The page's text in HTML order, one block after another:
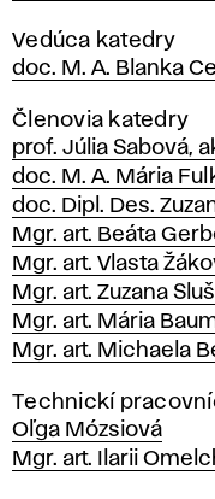
Vedúca katedry
doc. M. A. Blanka
Členovia katedry
prof. Júlia Sabová,
doc. M. A. Mária
doc. Dipl. Des.
Mgr. art. Beáta
Mgr. art. Vlasta
Mgr. art. Zuzana
Mgr. art. Mária
Mgr. art. Michaela
Technickí
Oľga Mózsiová
Mgr. art. Ilarii